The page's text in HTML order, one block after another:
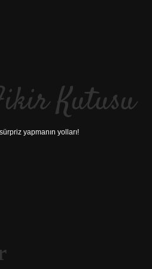
Kutusu
yapmanın yolları!